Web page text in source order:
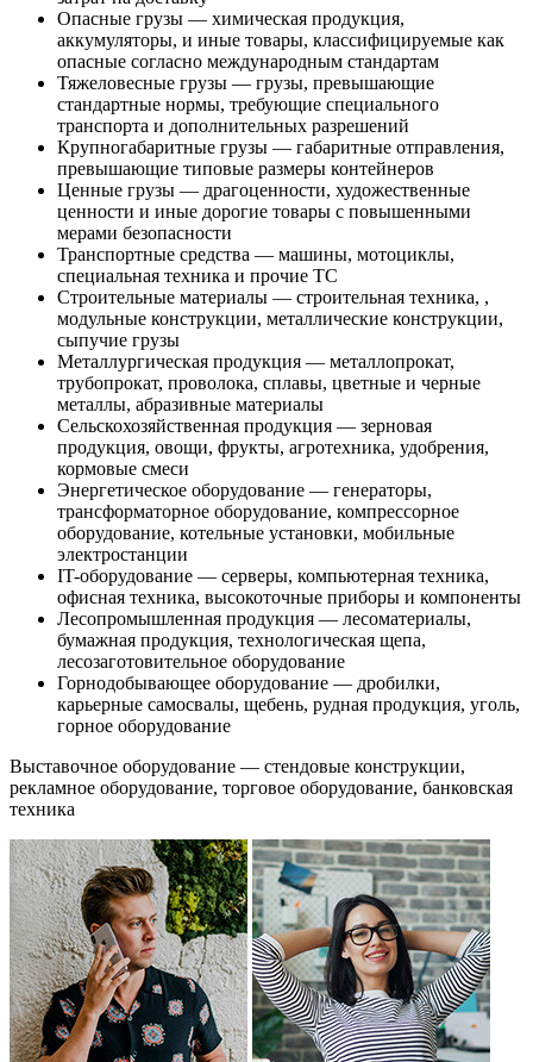
Опасные грузы — химическая продукция,
аккумуляторы, и иные товары, классифицируемые как
опасные согласно международным стандартам
Тяжеловесные грузы — грузы, превышающие
стандартные нормы, требующие специального
транспорта и дополнительных разрешений
Крупногабаритные грузы — габаритные отправления,
превышающие типовые размеры контейнеров
Ценные грузы — драгоценности, художественные
ценности и иные дорогие товары с повышенными
мерами безопасности
Транспортные средства — машины, мотоциклы,
специальная техника и прочие ТС
Строительные материалы — строительная техника, ,
модульные конструкции, металлические конструкции,
сыпучие грузы
Металлургическая продукция — металлопрокат,
трубопрокат, проволока, сплавы, цветные и черные
металлы, абразивные материалы
Сельскохозяйственная продукция — зерновая
продукция, овощи, фрукты, агротехника, удобрения,
кормовые смеси
Энергетическое оборудование — генераторы,
трансформаторное оборудование, компрессорное
оборудование, котельные установки, мобильные
электростанции
IT-оборудование — серверы, компьютерная техника,
офисная техника, высокоточные приборы и компоненты
Лесопромышленная продукция — лесоматериалы,
бумажная продукция, технологическая щепа,
лесозаготовительное оборудование
Горнодобывающее оборудование — дробилки,
карьерные самосвалы, щебень, рудная продукция, уголь,
горное оборудование
Выставочное оборудование — стендовые конструкции,
рекламное оборудование, торговое оборудование, банковская
техника